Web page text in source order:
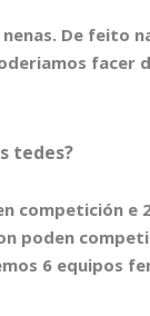
De feito
facer
tedes?
competición e
poden
6 equipos